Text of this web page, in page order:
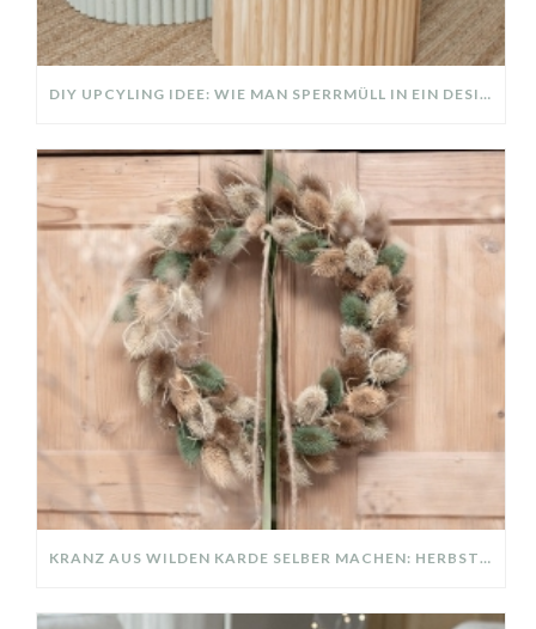
DIY UPCYLING IDEE: WIE MAN SPERRMÜLL IN EIN DESIGNER TEIL VERWANDELT
KRANZ AUS WILDEN KARDE SELBER MACHEN: HERBSTDEKO GANZ EINFACH